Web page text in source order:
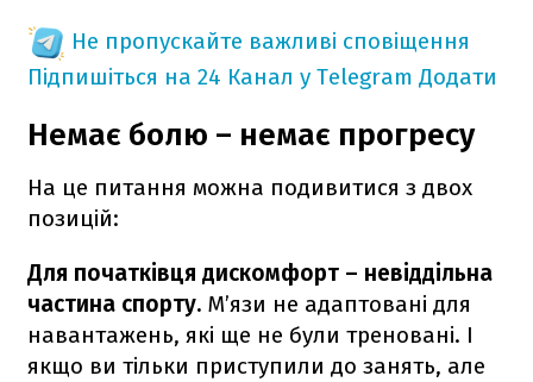
Не пропускайте важливі сповіщення
Підпишіться на 24 Канал у Telegram Додати
Немає болю – немає прогресу
На це питання можна подивитися з двох
позицій:
Для початківця дискомфорт – невіддільна
частина спорту. М’язи не адаптовані для
навантажень, які ще не були треновані. І
якщо ви тільки приступили до занять, але